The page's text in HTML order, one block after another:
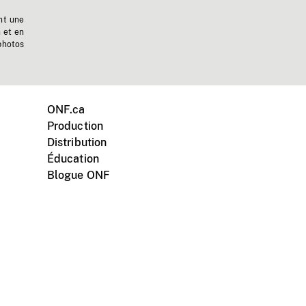
une
et en
ONF.ca
Production
Distribution
Éducation
Blogue ONF